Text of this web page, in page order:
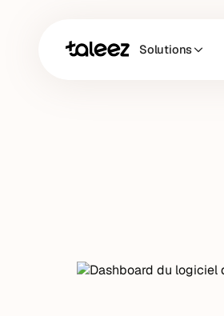
Solutions